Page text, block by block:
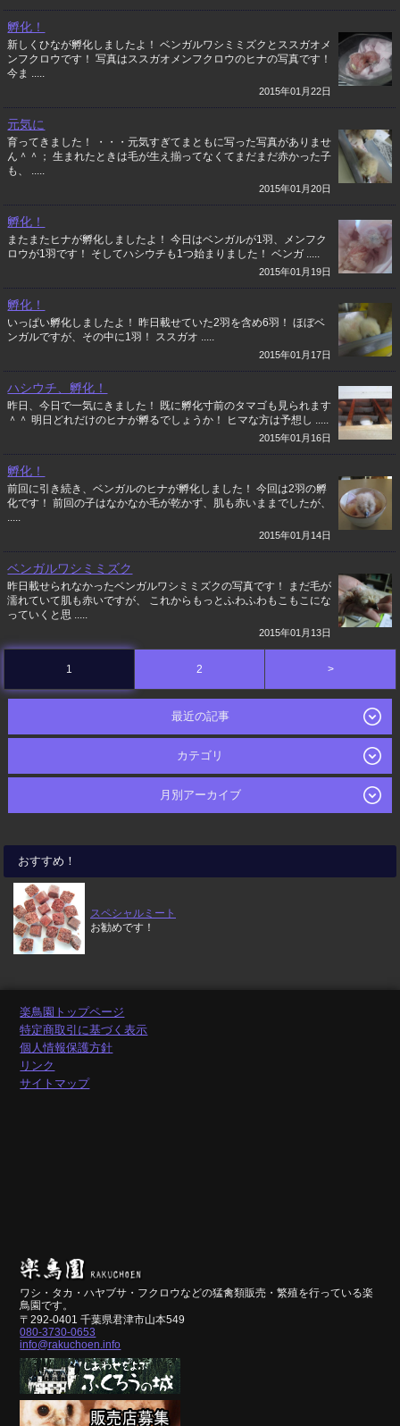
孵化！
新しくひなが孵化しましたよ！ ベンガルワシミミズクとススガオメ
ンフクロウです！ 写真はススガオメンフクロウのヒナの写真です！
今ま .....
2015年01月22日
元気に
育ってきました！ ・・・元気すぎてまともに写った写真がありませ
ん＾＾； 生まれたときは毛が生え揃ってなくてまだまだ赤かった子
も、 .....
2015年01月20日
孵化！
またまたヒナが孵化しましたよ！ 今日はベンガルが1羽、メンフク
ロウが1羽です！ そしてハシウチも1つ始まりました！ ベンガ .....
2015年01月19日
孵化！
いっぱい孵化しましたよ！ 昨日載せていた2羽を含め6羽！ ほぼベ
ンガルですが、その中に1羽！ ススガオ .....
2015年01月17日
ハシウチ、孵化！
昨日、今日で一気にきました！ 既に孵化寸前のタマゴも見られます
＾＾ 明日どれだけのヒナが孵るでしょうか！ ヒマな方は予想し .....
2015年01月16日
孵化！
前回に引き続き、ベンガルのヒナが孵化しました！ 今回は2羽の孵
化です！ 前回の子はなかなか毛が乾かず、肌も赤いままでしたが、
2015年01月14日
ベンガルワシミミズク
昨日載せられなかったベンガルワシミミズクの写真です！ まだ毛が
濡れていて肌も赤いですが、 これからもっとふわふわもこもこにな
っていくと思 .....
2015年01月13日
1 2 >
最近の記事
カテゴリ
月別アーカイブ
おすすめ！
スペシャルミート
お勧めです！
楽鳥園トップページ
特定商取引に基づく表示
個人情報保護方針
リンク
サイトマップ
ワシ・タカ・ハヤブサ・フクロウなどの猛禽類販売・繁殖を行っている楽
鳥園です。
〒292-0401 千葉県君津市山本549
080-3730-0653
info@rakuchoen.info